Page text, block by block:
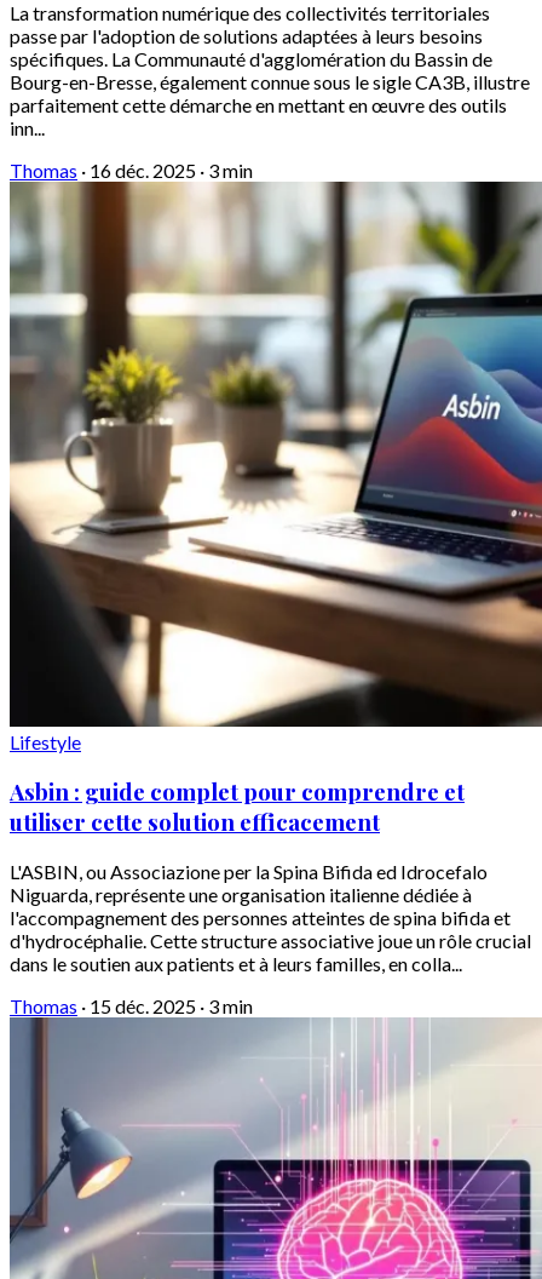
La transformation numérique des collectivités territoriales
passe par l'adoption de solutions adaptées à leurs besoins
spécifiques. La Communauté d'agglomération du Bassin de
Bourg-en-Bresse, également connue sous le sigle CA3B, illustre
parfaitement cette démarche en mettant en œuvre des outils
inn...
Thomas · 16 déc. 2025 · 3 min
Lifestyle
Asbin : guide complet pour comprendre et
utiliser cette solution efficacement
L'ASBIN, ou Associazione per la Spina Bifida ed Idrocefalo
Niguarda, représente une organisation italienne dédiée à
l'accompagnement des personnes atteintes de spina bifida et
d'hydrocéphalie. Cette structure associative joue un rôle crucial
dans le soutien aux patients et à leurs familles, en colla...
Thomas · 15 déc. 2025 · 3 min